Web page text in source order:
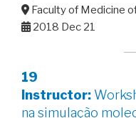
Faculty of Medicine
2018 Dec 21
19
Instructor:
na simulação